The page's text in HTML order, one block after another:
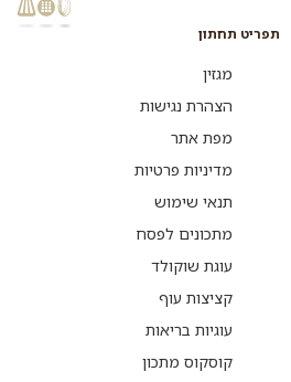
תפריט תחתון
מגזין
הצהרת נגישות
מפת אתר
מדיניות פרטיות
תנאי שימוש
מתכונים לפסח
עוגת שוקולד
קציצות עוף
עוגיות בריאות
קוסקוס מתכון